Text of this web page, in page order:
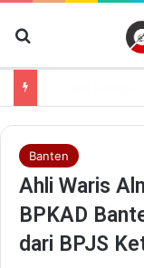
Banten
Ahli Waris
BPKAD
dari BPJS